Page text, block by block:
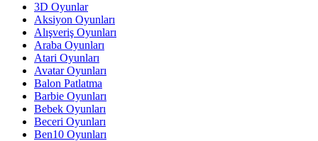
3D Oyunlar
Aksiyon Oyunları
Alışveriş Oyunları
Araba Oyunları
Atari Oyunları
Avatar Oyunları
Balon Patlatma
Barbie Oyunları
Bebek Oyunları
Beceri Oyunları
Ben10 Oyunları